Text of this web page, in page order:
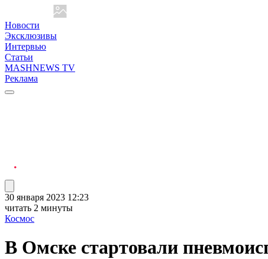
Новости
Эксклюзивы
Интервью
Статьи
MASHNEWS TV
Реклама
30 января 2023 12:23
читать 2 минуты
Космос
В Омске стартовали